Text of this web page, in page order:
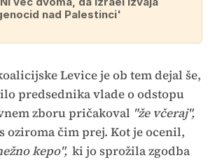
nad Palestinci'
Levice je ob tem dejal še,
predsednika vlade o odstopu
zboru pričakoval "že včeraj",
oziroma čim prej. Kot je ocenil,
kepo", ki jo sprožila zgodba